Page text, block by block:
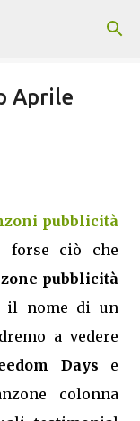
Aprile
pubblicità
forse ciò che
pubblicità
il nome di un
a vedere
Days e
colonna